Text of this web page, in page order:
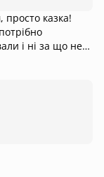
буду рада
просто казка!
і ні за що не
одне з